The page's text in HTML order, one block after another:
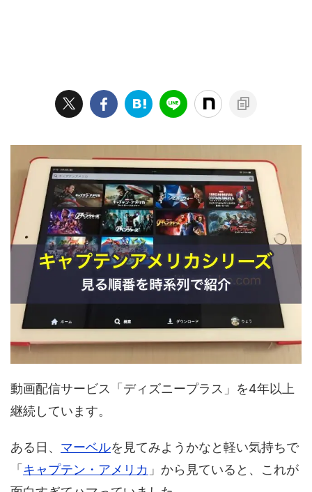
動画配信サービス「ディズニープラス」を4年以上
継続しています。
ある日、 マーベルを見てみようかなと軽い気持ちで
「キャプテン・アメリカ 」から見ていると、これが